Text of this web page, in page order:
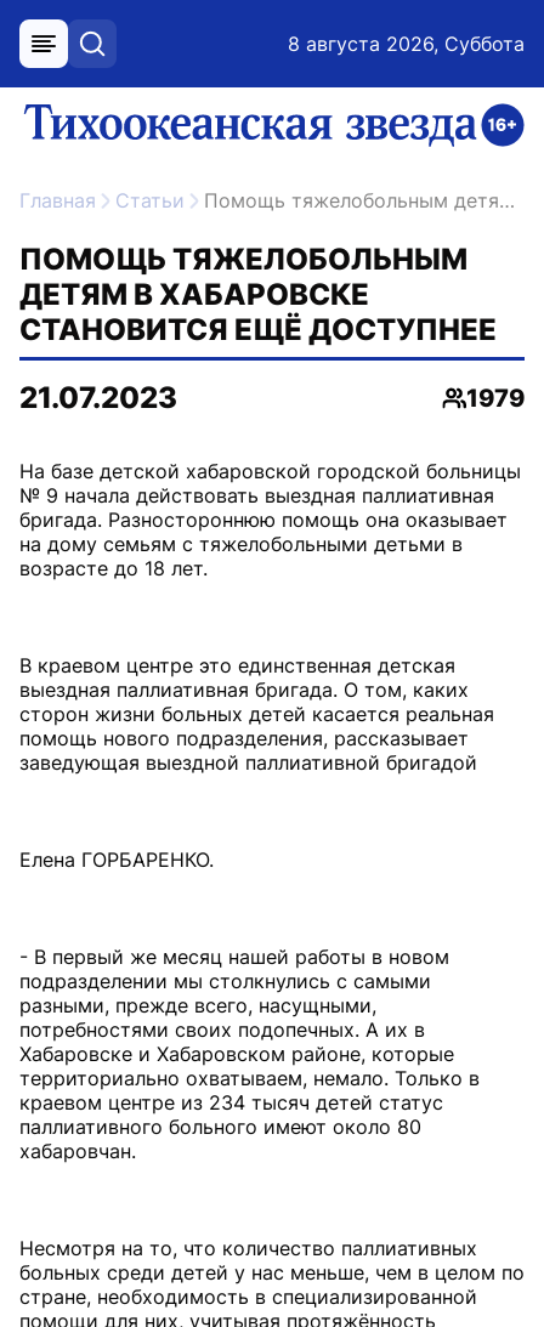
меню поиск 8 августа 2026, Суббота
ссылка на главную
Главная Статьи Помощь тяжелобольным детям в Хабаровске становится ещё доступнее
ПОМОЩЬ ТЯЖЕЛОБОЛЬНЫМ
ДЕТЯМ В ХАБАРОВСКЕ
СТАНОВИТСЯ ЕЩЁ ДОСТУПНЕЕ
21.07.2023
1979
На базе детской хабаровской городской больницы
№ 9 начала действовать выездная паллиативная
бригада. Разностороннюю помощь она оказывает
на дому семьям с тяжелобольными детьми в
возрасте до 18 лет.
В краевом центре это единственная детская
выездная паллиативная бригада. О том, каких
сторон жизни больных детей касается реальная
помощь нового подразделения, рассказывает
заведующая выездной паллиативной бригадой
Елена ГОРБАРЕНКО.
- В первый же месяц нашей работы в новом
подразделении мы столкнулись с самыми
разными, прежде всего, насущными,
потребностями своих подопечных. А их в
Хабаровске и Хабаровском районе, которые
территориально охватываем, немало. Только в
краевом центре из 234 тысяч детей статус
паллиативного больного имеют около 80
хабаровчан.
Несмотря на то, что количество паллиативных
больных среди детей у нас меньше, чем в целом по
стране, необходимость в специализированной
помощи для них, учитывая протяжённость